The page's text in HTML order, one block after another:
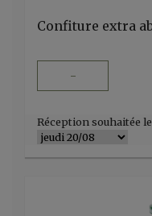
-
Réception souhaitée le